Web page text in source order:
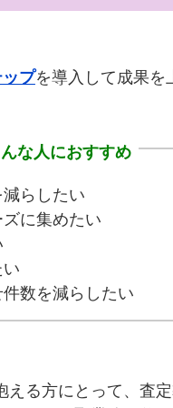
プを導入して成果を
な人におすすめ
らしたい
に集めたい
い
数を減らしたい
える方にとって、査